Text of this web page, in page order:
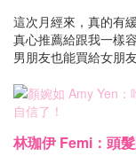
這次月經來，真的有
真心推薦給跟我一樣
男朋友也能買給女朋
林珈伊 Femi：頭